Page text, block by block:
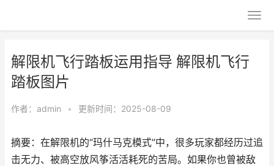
解限机飞行踏板运用指导 解限机飞行
踏板图片
作者： admin • 更新时间：2025-08-09
摘要：在解限机的“玛什马克模式”中，很多玩家都经历过追
击无力、被高空放风筝活活耗死的苦局。如果你也曾被敌